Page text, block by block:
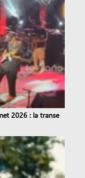
2026 : la transe